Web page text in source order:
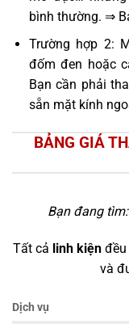
bình thường. ⇒
Trường hợp 2:
đốm đen hoặc
Bạn cần phải
sẵn mặt kính
BẢNG GIÁ
Bạn đang
Tất cả linh kiện đều
và
Dịch vụ